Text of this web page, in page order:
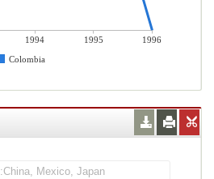
1994 1995
1996
Colombia